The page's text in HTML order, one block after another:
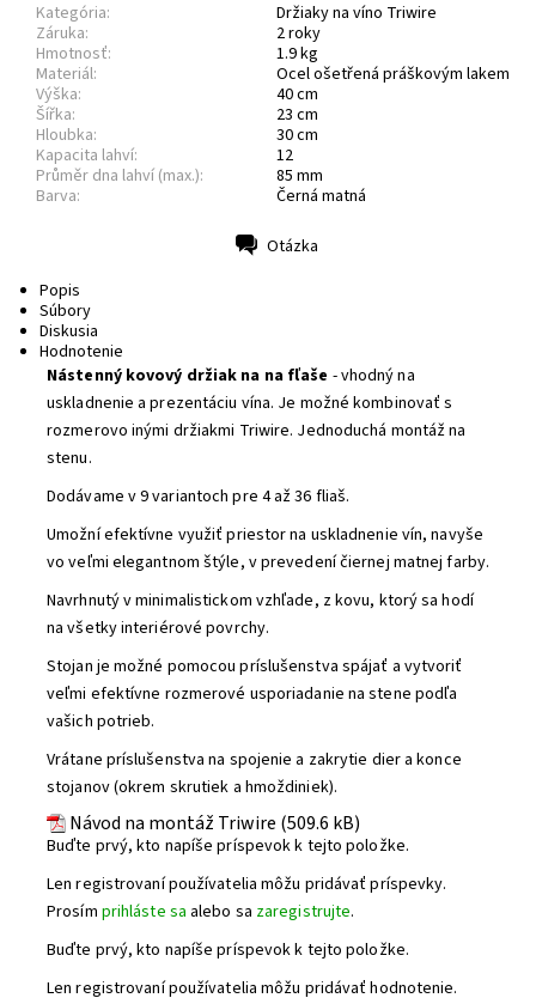
Kategória:
Držiaky na víno Triwire
Záruka:
2 roky
Hmotnosť:
1.9 kg
Materiál:
Ocel ošetřená práškovým lakem
Výška:
40 cm
Šířka:
23 cm
Hloubka:
30 cm
Kapacita lahví:
12
Průměr dna lahví (max.):
85 mm
Barva:
Černá matná
Otázka
Popis
Súbory
Diskusia
Hodnotenie
Nástenný kovový držiak na na fľaše - vhodný na
uskladnenie a prezentáciu vína. Je možné kombinovať s
rozmerovo inými držiakmi Triwire. Jednoduchá montáž na
stenu.
Dodávame v 9 variantoch pre 4 až 36 fliaš.
Umožní efektívne využiť priestor na uskladnenie vín, navyše
vo veľmi elegantnom štýle, v prevedení čiernej matnej farby.
Navrhnutý v minimalistickom vzhľade, z kovu, ktorý sa hodí
na všetky interiérové ​​povrchy.
Stojan je možné pomocou príslušenstva spájať a vytvoriť
veľmi efektívne rozmerové usporiadanie na stene podľa
vašich potrieb.
Vrátane príslušenstva na spojenie a zakrytie dier a konce
stojanov (okrem skrutiek a hmoždiniek).
Návod na montáž Triwire (509.6 kB)
Buďte prvý, kto napíše príspevok k tejto položke.
Len registrovaní používatelia môžu pridávať príspevky.
Prosím prihláste sa alebo sa zaregistrujte.
Buďte prvý, kto napíše príspevok k tejto položke.
Len registrovaní používatelia môžu pridávať hodnotenie.